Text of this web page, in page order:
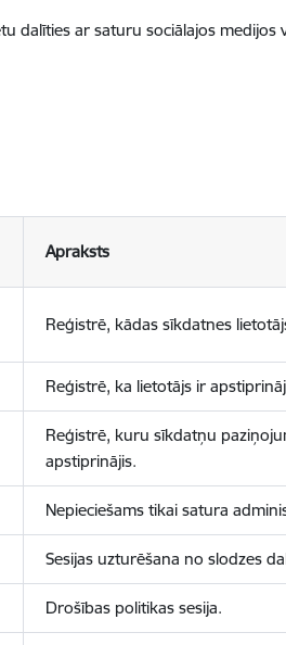
dalīties ar saturu sociālajos
Apraksts
Reģistrē, kādas sīkdatnes
Reģistrē, ka lietotājs ir
Reģistrē, kuru sīkdatņu
apstiprinājis.
Nepieciešams tikai satura
Sesijas uzturēšana no slodzes
Drošības politikas sesija.